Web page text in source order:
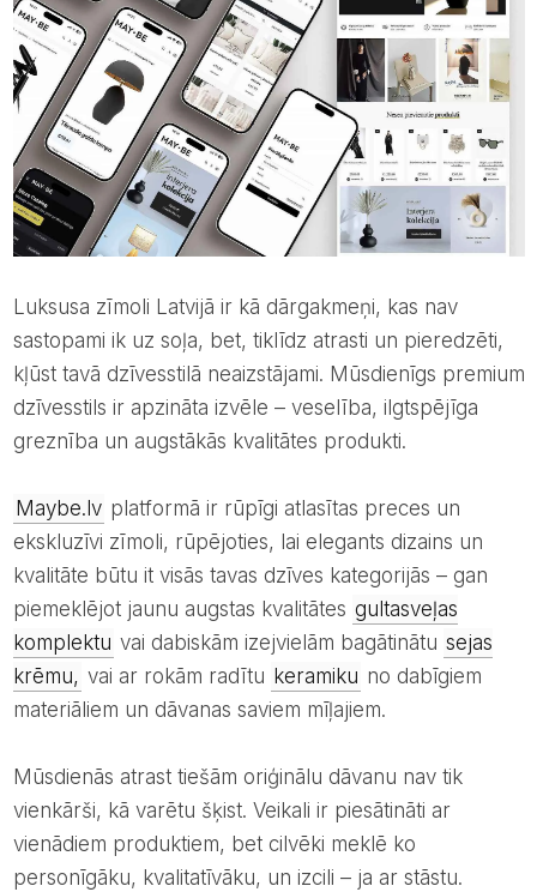
Luksusa zīmoli Latvijā ir kā dārgakmeņi, kas nav
sastopami ik uz soļa, bet, tiklīdz atrasti un pieredzēti,
kļūst tavā dzīvesstilā neaizstājami. Mūsdienīgs premium
dzīvesstils ir apzināta izvēle – veselība, ilgtspējīga
greznība un augstākās kvalitātes produkti.
Maybe.lv platformā ir rūpīgi atlasītas preces un
ekskluzīvi zīmoli, rūpējoties, lai elegants dizains un
kvalitāte būtu it visās tavas dzīves kategorijās – gan
piemeklējot jaunu augstas kvalitātes gultasveļas
komplektu vai dabiskām izejvielām bagātinātu sejas
krēmu, vai ar rokām radītu keramiku no dabīgiem
materiāliem un dāvanas saviem mīļajiem.
Mūsdienās atrast tiešām oriģinālu dāvanu nav tik
vienkārši, kā varētu šķist. Veikali ir piesātināti ar
vienādiem produktiem, bet cilvēki meklē ko
personīgāku, kvalitatīvāku, un izcili – ja ar stāstu.